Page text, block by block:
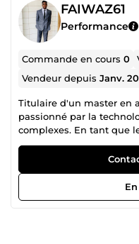
FAIWAZ61
Performance
Commande en cours0
Vendeur depuisJanv.
Titulaire d'un master en
passionné par la
complexes. En tant que
détermination constante
permis de développer
continuellement vers
solutions innovantes et
des utilisateurs dans des